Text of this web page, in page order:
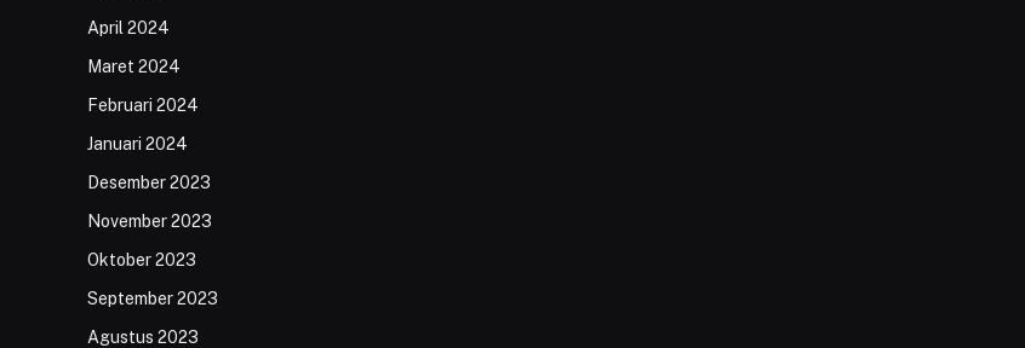
April 2024
Maret 2024
Februari 2024
Januari 2024
Desember 2023
November 2023
Oktober 2023
September 2023
Agustus 2023